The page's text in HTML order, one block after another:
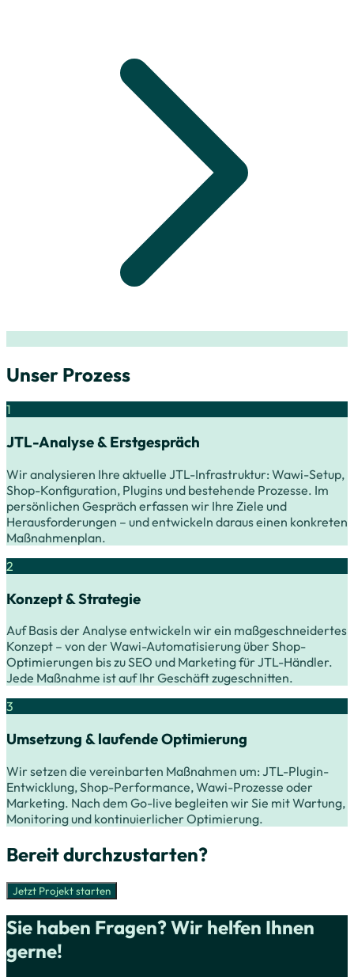
Unser Prozess
1
JTL-Analyse & Erstgespräch
Wir analysieren Ihre aktuelle JTL-Infrastruktur: Wawi-Setup,
Shop-Konfiguration, Plugins und bestehende Prozesse. Im
persönlichen Gespräch erfassen wir Ihre Ziele und
Herausforderungen – und entwickeln daraus einen konkreten
Maßnahmenplan.
2
Konzept & Strategie
Auf Basis der Analyse entwickeln wir ein maßgeschneidertes
Konzept – von der Wawi-Automatisierung über Shop-
Optimierungen bis zu SEO und Marketing für JTL-Händler.
Jede Maßnahme ist auf Ihr Geschäft zugeschnitten.
3
Umsetzung & laufende Optimierung
Wir setzen die vereinbarten Maßnahmen um: JTL-Plugin-
Entwicklung, Shop-Performance, Wawi-Prozesse oder
Marketing. Nach dem Go-live begleiten wir Sie mit Wartung,
Monitoring und kontinuierlicher Optimierung.
Bereit durchzustarten?
Jetzt Projekt starten
Sie haben Fragen? Wir helfen Ihnen
gerne!